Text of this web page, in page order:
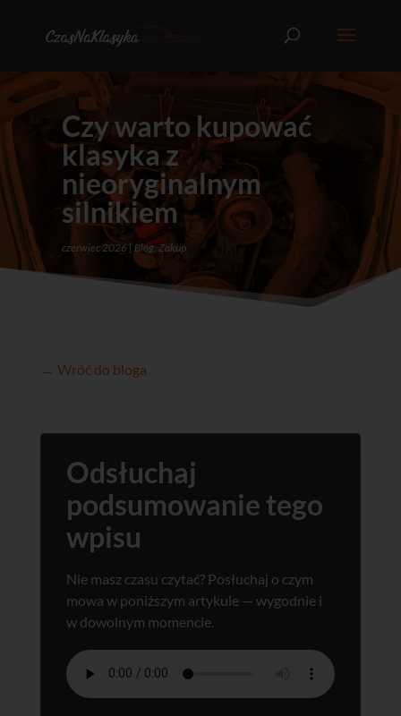
Czy warto kupować
klasyka z
nieoryginalnym
silnikiem
czerwiec 2026 Blog, Zakup
← Wróć do bloga
Odsłuchaj
podsumowanie tego
wpisu
Nie masz czasu czytać? Posłuchaj o czym
mowa w poniższym artykule — wygodnie i
w dowolnym momencie.